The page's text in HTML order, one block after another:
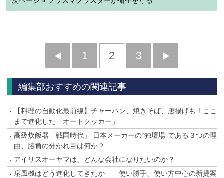
前
へ
1 2 3
へ
編集部おすすめの関連記事
【料理の自動化最前線】チャーハン、焼きそば、唐揚げも！ここ
まで進化した「オートクッカー」
高級炊飯器「戦国時代」 日本メーカーの“独壇場”である３つの理
由、勝負の分かれ目は何か？
アイリスオーヤマは、どんな会社になりたいのか？
扇風機はどう進化してきたか――使い勝手、使い方中心の新提案